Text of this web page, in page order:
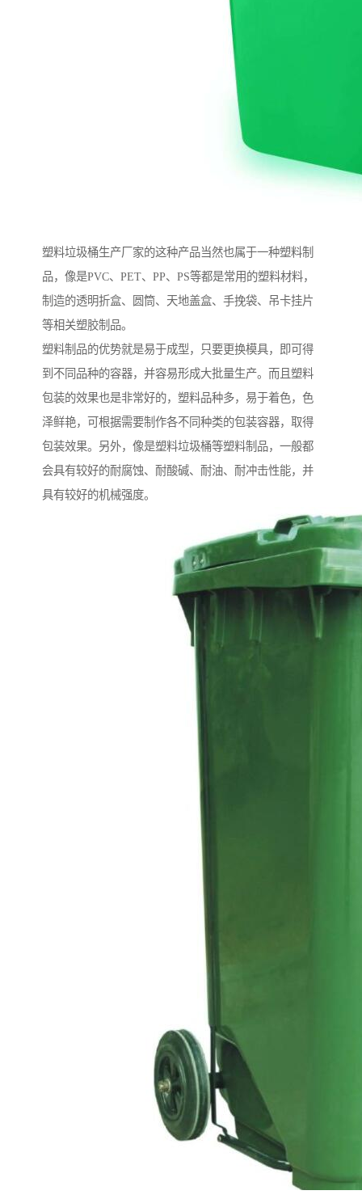
塑料垃圾桶生产厂家的这种产品当然也属于一种塑料制
品，像是PVC、PET、PP、PS等都是常用的塑料材料，
制造的透明折盒、圆筒、天地盖盒、手挽袋、吊卡挂片
等相关塑胶制品。
塑料制品的优势就是易于成型，只要更换模具，即可得
到不同品种的容器，并容易形成大批量生产。而且塑料
包装的效果也是非常好的，塑料品种多，易于着色，色
泽鲜艳，可根据需要制作各不同种类的包装容器，取得
包装效果。另外，像是塑料垃圾桶等塑料制品，一般都
会具有较好的耐腐蚀、耐酸碱、耐油、耐冲击性能，并
具有较好的机械强度。